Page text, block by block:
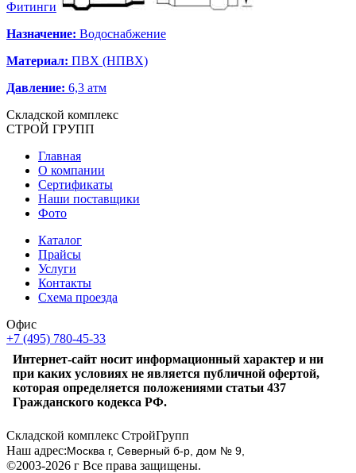
Фитинги
Назначение: Водоснабжение
Материал: ПВХ (НПВХ)
Давление: 6,3 атм
Складской комплекс
СТРОЙ ГРУПП
Главная
О компании
Сертификаты
Наши поставщики
Фото
Каталог
Прайсы
Услуги
Контакты
Схема проезда
Офис
+7 (495) 780-45-33
Интернет-сайт носит информационный характер и ни
при каких условиях не является публичной офертой,
которая определяется положениями статьи 437
Гражданского кодекса РФ.
Складской комплекс СтройГрупп
Наш адрес:Москва г, Северный б-р, дом № 9,
©2003-2026 г Все права защищены.